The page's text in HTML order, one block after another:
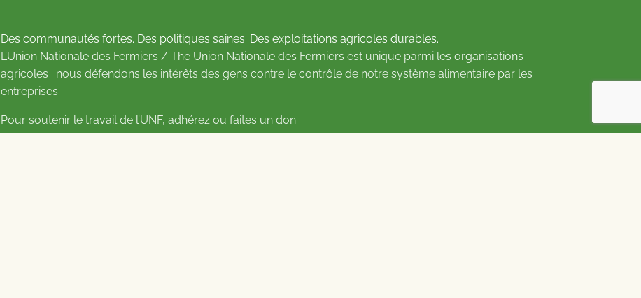
Des communautés fortes. Des politiques saines. Des exploitations agricoles durables.
L’Union Nationale des Fermiers / The Union Nationale des Fermiers est unique parmi les organisations
agricoles : nous défendons les intérêts des gens contre le contrôle de notre système alimentaire par les
entreprises.
Pour soutenir le travail de l’UNF, adhérez ou faites un don.